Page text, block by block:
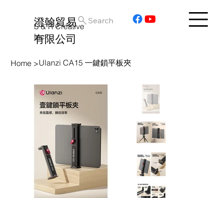
澄翰貿易
有限公司
S & R Creative
Inc.
Search
Home >Ulanzi CA15 一鍵鎖平板夾